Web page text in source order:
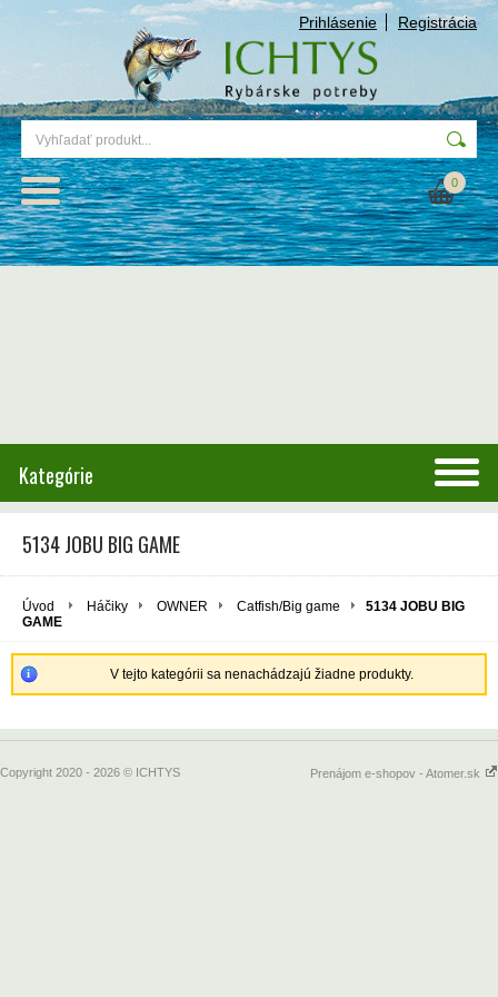
Prihlásenie Registrácia
0
Kategórie
5134 JOBU BIG GAME
Úvod Háčiky OWNER Catfish/Big game
5134 JOBU BIG
GAME
V tejto kategórii sa nenachádzajú žiadne produkty.
Copyright 2020 - 2026 © ICHTYS Prenájom e-shopov - Atomer.sk